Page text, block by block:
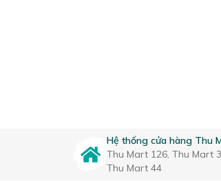
Hệ thống cửa hàng Thu
Thu Mart 126, Thu Mart
Thu Mart 44